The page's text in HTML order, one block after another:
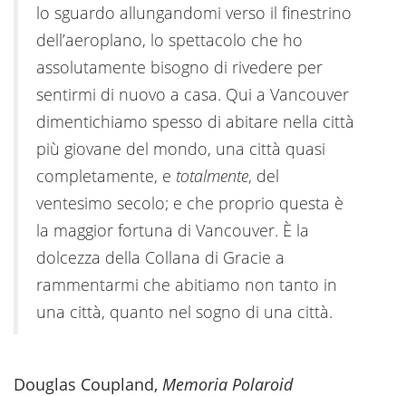
lo sguardo allungandomi verso il finestrino
dell’aeroplano, lo spettacolo che ho
assolutamente bisogno di rivedere per
sentirmi di nuovo a casa. Qui a Vancouver
dimentichiamo spesso di abitare nella città
più giovane del mondo, una città quasi
completamente, e totalmente, del
ventesimo secolo; e che proprio questa è
la maggior fortuna di Vancouver. È la
dolcezza della Collana di Gracie a
rammentarmi che abitiamo non tanto in
una città, quanto nel sogno di una città.
Douglas Coupland, Memoria Polaroid